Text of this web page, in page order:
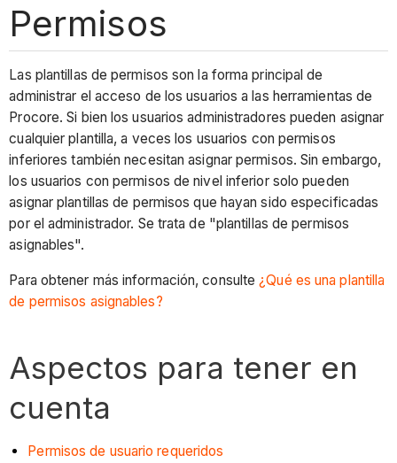
Permisos
Las plantillas de permisos son la forma principal de
administrar el acceso de los usuarios a las herramientas de
Procore. Si bien los usuarios administradores pueden asignar
cualquier plantilla, a veces los usuarios con permisos
inferiores también necesitan asignar permisos. Sin embargo,
los usuarios con permisos de nivel inferior solo pueden
asignar plantillas de permisos que hayan sido especificadas
por el administrador. Se trata de "plantillas de permisos
asignables".
Para obtener más información, consulte¿Qué es una plantilla
de permisos asignables?
Aspectos para tener en
cuenta
Permisos de usuario requeridos